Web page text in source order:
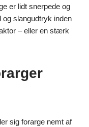
er lidt snerpede og
og slangudtryk inden
– eller en stærk
sig forarge nemt af